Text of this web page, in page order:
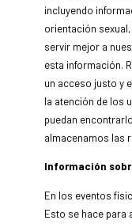
incluyendo
orientación
servir mejor a
esta información.
un acceso justo y
la atención de los
puedan
almacenamos las
Información
En los eventos
Esto se hace para